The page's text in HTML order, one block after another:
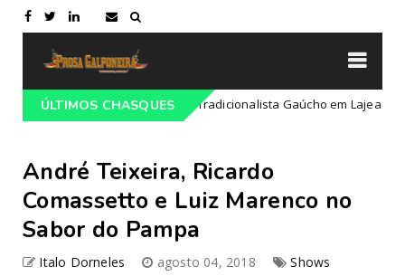
ÚLTIMOS CHASQUES
do 68º Congresso Tradicionalista Gaúcho em Lajeado-RS
André Teixeira, Ricardo
Comassetto e Luiz Marenco no
Sabor do Pampa
Italo Dorneles agosto 04, 2018 Shows